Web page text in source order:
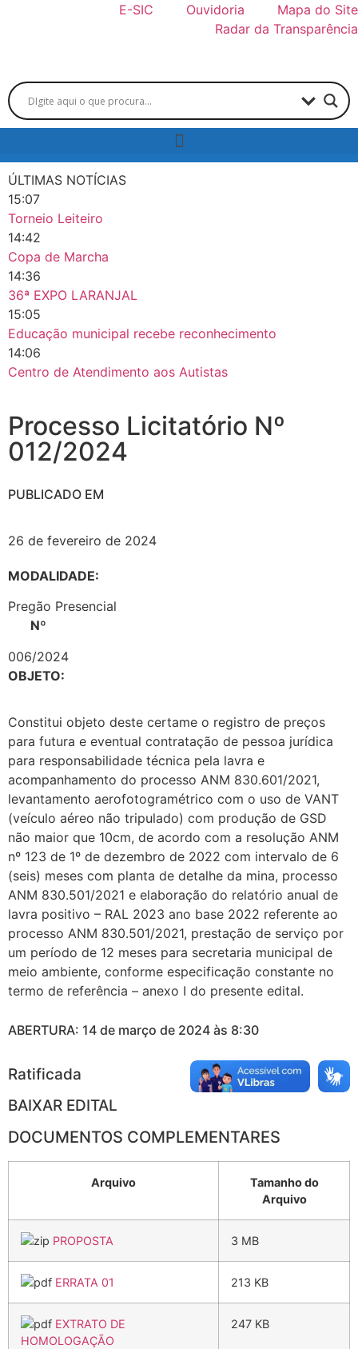
E-SIC Ouvidoria
Mapa do Site
Radar da Transparência
ÚLTIMAS NOTÍCIAS
15:07
Torneio Leiteiro
14:42
Copa de Marcha
14:36
36ª EXPO LARANJAL
15:05
Educação municipal recebe reconhecimento
14:06
Centro de Atendimento aos Autistas
Processo Licitatório Nº
012/2024
PUBLICADO EM
26 de fevereiro de 2024
MODALIDADE:
Pregão Presencial
Nº
006/2024
OBJETO:
Constitui objeto deste certame o registro de preços
para futura e eventual contratação de pessoa jurídica
para responsabilidade técnica pela lavra e
acompanhamento do processo ANM 830.601/2021,
levantamento aerofotogramétrico com o uso de VANT
(veículo aéreo não tripulado) com produção de GSD
não maior que 10cm, de acordo com a resolução ANM
nº 123 de 1º de dezembro de 2022 com intervalo de 6
(seis) meses com planta de detalhe da mina, processo
ANM 830.501/2021 e elaboração do relatório anual de
lavra positivo – RAL 2023 ano base 2022 referente ao
processo ANM 830.501/2021, prestação de serviço por
um período de 12 meses para secretaria municipal de
meio ambiente, conforme especificação constante no
termo de referência – anexo I do presente edital.
ABERTURA: 14 de março de 2024 às 8:30
Ratificada
BAIXAR EDITAL
DOCUMENTOS COMPLEMENTARES
Arquivo
Tamanho do
Arquivo
PROPOSTA 3 MB
ERRATA 01 213 KB
EXTRATO DE
HOMOLOGAÇÃO
247 KB